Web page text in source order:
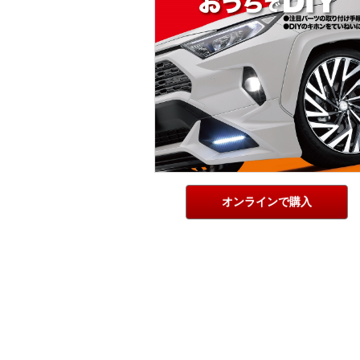
オンラインで購入